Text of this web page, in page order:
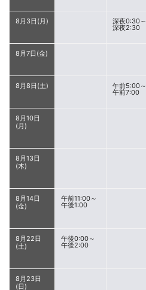
8月3日(月) 深夜0:30～
深夜2:30
8月7日(金)
8月8日(土) 午前5:00～
午前7:00
8月10日
(月)
8月13日
(木)
8月14日
(金)
午前11:00～
午後1:00
8月22日
(土)
午後0:00～
午後2:00
8月23日
(日)